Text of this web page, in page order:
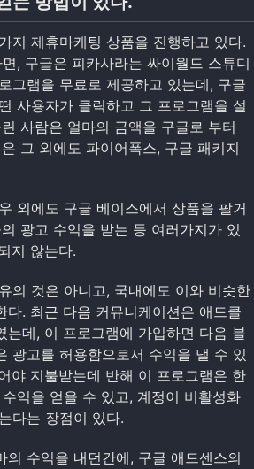
지 제휴마케팅 상품을 진행하고 있다.
, 구글은 피카사라는 싸이월드 스튜디
그램을 무료로 제공하고 있는데, 구글
사용자가 클릭하고 그 프로그램을 설
사람은 얼마의 금액을 구글로 부터
그 외에도 파이어폭스, 구글 패키지
외에도 구글 베이스에서 상품을 팔거
광고 수익을 받는 등 여러가지가 있
지 않는다.
의 것은 아니고, 국내에도 이와 비슷한
다. 최근 다음 커뮤니케이션은 애드클
는데, 이 프로그램에 가입하면 다음 블
광고를 허용함으로서 수익을 낼 수 있
야 지불받는데 반해 이 프로그램은 한
익을 얻을 수 있고, 계정이 비활성화
다는 장점이 있다.
의 수익을 내던간에, 구글 애드센스의